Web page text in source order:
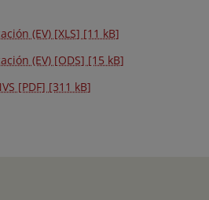
(EV) [XLS] [11 kB]
(EV) [ODS] [15 kB]
[PDF] [311 kB]